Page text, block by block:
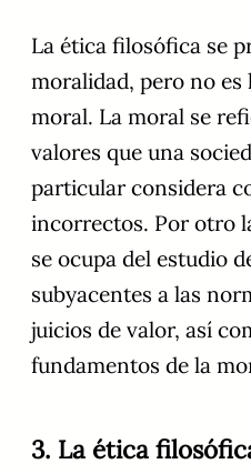
La ética filosófica se
moralidad, pero no es
moral. La moral se
valores que una
particular considera
incorrectos. Por otro
se ocupa del estudio
subyacentes a las
juicios de valor, así
fundamentos de la
3. La ética